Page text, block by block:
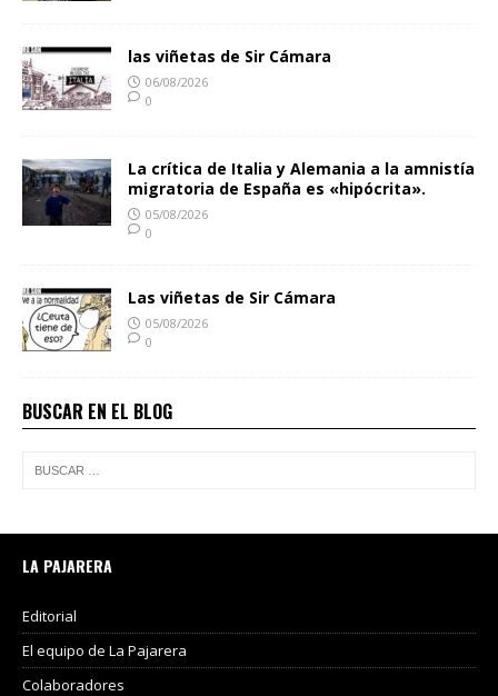
las viñetas de Sir Cámara
06/08/2026
0
La crítica de Italia y Alemania a la amnistía
migratoria de España es «hipócrita».
05/08/2026
0
Las viñetas de Sir Cámara
05/08/2026
0
BUSCAR EN EL BLOG
LA PAJARERA
Editorial
El equipo de La Pajarera
Colaboradores